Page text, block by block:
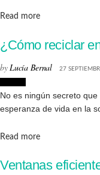
Read moreDetails
¿Cómo reciclar
byLucía Bernal 27
No es ningún secreto
esperanza de vida en la
Read moreDetails
Ventanas